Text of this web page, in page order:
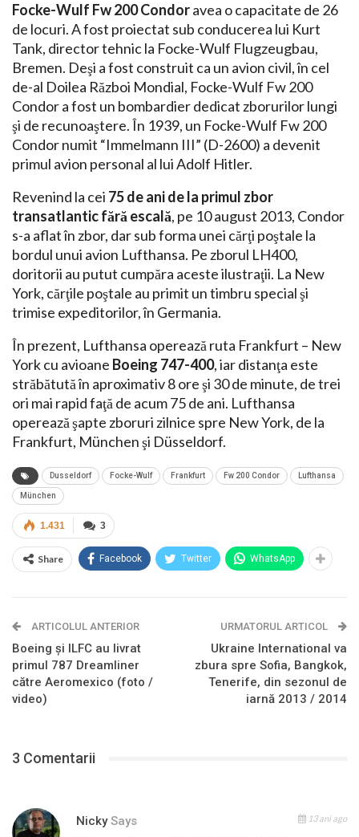
Focke-Wulf Fw 200 Condoravea o capacitate de 26
de locuri. A fost proiectat sub conducerea lui Kurt
Tank, director tehnic la Focke-Wulf Flugzeugbau,
Bremen. Deşi a fost construit ca un avion civil, în cel
de-al Doilea Război Mondial, Focke-Wulf Fw 200
Condor a fost un bombardier dedicat zborurilor lungi
şi de recunoaştere. În 1939, un Focke-Wulf Fw 200
Condor numit “Immelmann III” (D-2600) a devenit
primul avion personal al lui Adolf Hitler.
Revenind la cei 75 de ani de la primul zbor
transatlantic fără escală, pe 10 august 2013, Condor
s-a aflat în zbor, dar sub forma unei cărţi poştale la
bordul unui avion Lufthansa. Pe zborul LH400,
doritorii au putut cumpăra aceste ilustraţii. La New
York, cărţile poştale au primit un timbru special şi
trimise expeditorilor, în Germania.
În prezent, Lufthansa operează ruta Frankfurt – New
York cu avioane Boeing 747-400, iar distanţa este
străbătută în aproximativ 8 ore şi 30 de minute, de trei
ori mai rapid faţă de acum 75 de ani. Lufthansa
operează şapte zboruri zilnice spre New York, de la
Frankfurt, München şi Düsseldorf.
Dusseldorf Focke-Wulf Frankfurt Fw 200 Condor Lufthansa
München
3
1.431
Share Facebook Twitter WhatsApp
ARTICOLUL ANTERIOR
Boeing şi ILFC au livrat
primul 787 Dreamliner
către Aeromexico (foto /
video)
URMATORUL ARTICOL
Ukraine International va
zbura spre Sofia, Bangkok,
Tenerife, din sezonul de
iarnă 2013 / 2014
3 Comentarii
Nicky Says 13 ani ago